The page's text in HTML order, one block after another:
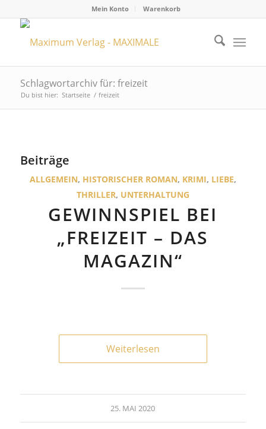
Mein Konto Warenkorb
Schlagwortarchiv für: freizeit
Du bist hier: Startseite / freizeit
Beiträge
ALLGEMEIN, HISTORISCHER ROMAN, KRIMI, LIEBE,
THRILLER, UNTERHALTUNG
GEWINNSPIEL BEI
„FREIZEIT – DAS
MAGAZIN“
Weiterlesen
25. MAI 2020